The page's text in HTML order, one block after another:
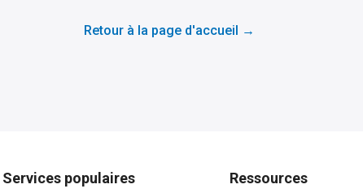
Retour à la page d'accueil →
Services populaires Ressources